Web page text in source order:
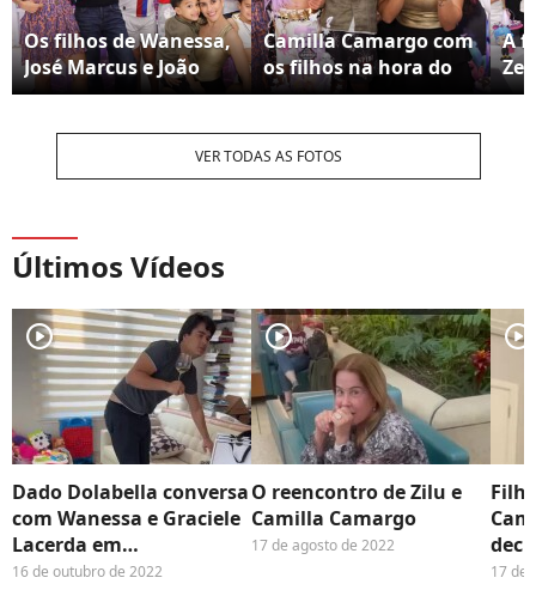
Os filhos de Wanessa,
José Marcus e João
Francisco, também
Camilla Camargo com
os filhos na hora do
parabéns
A
VER TODAS AS FOTOS
Últimos Vídeos
player2
Dado Dolabella conversa
com Wanessa e Graciele
Lacerda em
comemoração do
16 de outubro de 2022
player2
O reencontro de Zilu e
Camilla Camargo
17 de agosto de 2022
player2
17 de